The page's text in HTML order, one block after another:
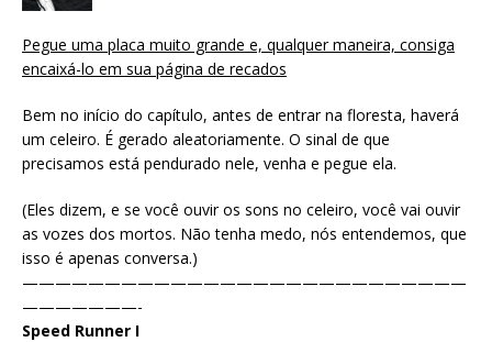
Pegue uma placa muito grande e, qualquer maneira, consiga
encaixá-lo em sua página de recados
Bem no início do capítulo, antes de entrar na floresta, haverá
um celeiro. É gerado aleatoriamente. O sinal de que
precisamos está pendurado nele, venha e pegue ela.
(Eles dizem, e se você ouvir os sons no celeiro, você vai ouvir
as vozes dos mortos. Não tenha medo, nós entendemos, que
isso é apenas conversa.)
———————————————————————————
———————-
Speed ​​Runner I